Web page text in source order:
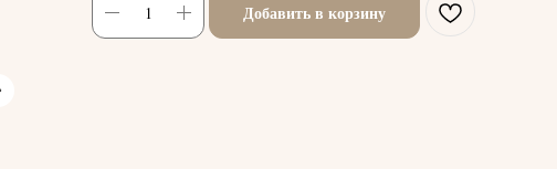
Добавить в корзину